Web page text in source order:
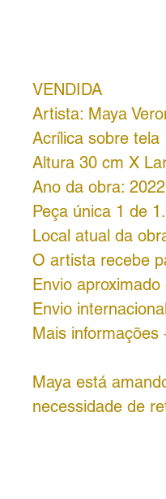
VENDIDA
Artista: Maya
Acrílica sobre tela
Altura 30 cm X
Ano da obra: 2022
Peça única 1 de 1.
Local atual da
O artista recebe
Envio aproximado
Envio
Mais informações
Maya está
necessidade de